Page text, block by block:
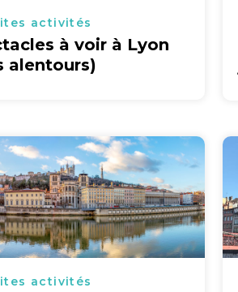
activités
à voir à Lyon
alentours)
activités